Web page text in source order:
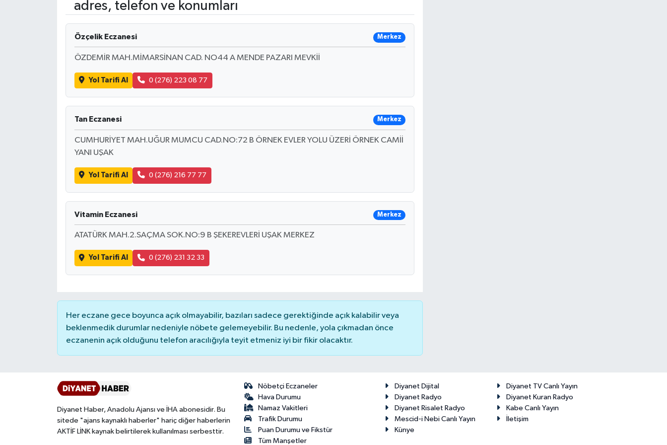
adres, telefon ve konumları
Özçelik Eczanesi Merkez
ÖZDEMİR MAH.MİMARSİNAN CAD. NO44 A MENDE PAZARI MEVKİİ
Yol Tarifi Al 0 (276) 223 08 77
Tan Eczanesi Merkez
CUMHURİYET MAH.UĞUR MUMCU CAD.NO:72 B ÖRNEK EVLER YOLU ÜZERİ ÖRNEK CAMİİ
YANI UŞAK
Yol Tarifi Al 0 (276) 216 77 77
Vitamin Eczanesi Merkez
ATATÜRK MAH.2.SAÇMA SOK.NO:9 B ŞEKEREVLERİ UŞAK MERKEZ
Yol Tarifi Al 0 (276) 231 32 33
Her eczane gece boyunca açık olmayabilir, bazıları sadece gerektiğinde açık kalabilir veya
beklenmedik durumlar nedeniyle nöbete gelemeyebilir. Bu nedenle, yola çıkmadan önce
eczanenin açık olduğunu telefon aracılığıyla teyit etmeniz iyi bir fikir olacaktır.
Diyanet Haber, Anadolu Ajansı ve İHA abonesidir. Bu
sitede "ajans kaynaklı haberler" hariç diğer haberlerin
AKTİF LİNK kaynak belirtilerek kullanılması serbesttir.
Nöbetçi Eczaneler
Hava Durumu
Namaz Vakitleri
Trafik Durumu
Puan Durumu ve Fikstür
Tüm Manşetler
Diyanet Dijital
Diyanet TV Canlı Yayın
Diyanet Radyo
Diyanet Kuran Radyo
Diyanet Risalet Radyo
Kabe Canlı Yayın
Mescid-i Nebi Canlı Yayın
İletişim
Künye
Ardahan Müftülüğü
Artvin Müftülüğü
Balıkesir Müftülüğü
Bartın Müftülüğü
Batman Müftülüğü
Bayburt Müftülüğü
Bilecik Müftülüğü
Çanakkale Müftülüğü
Çorum Müftülüğü
Denizli Müftülüğü
Peygamberimizin Hayatı
DİYANET AKADEMİ
DİYANET RADYO/TV
Kültür-Sanat
Biyografiler
Diyanet TV